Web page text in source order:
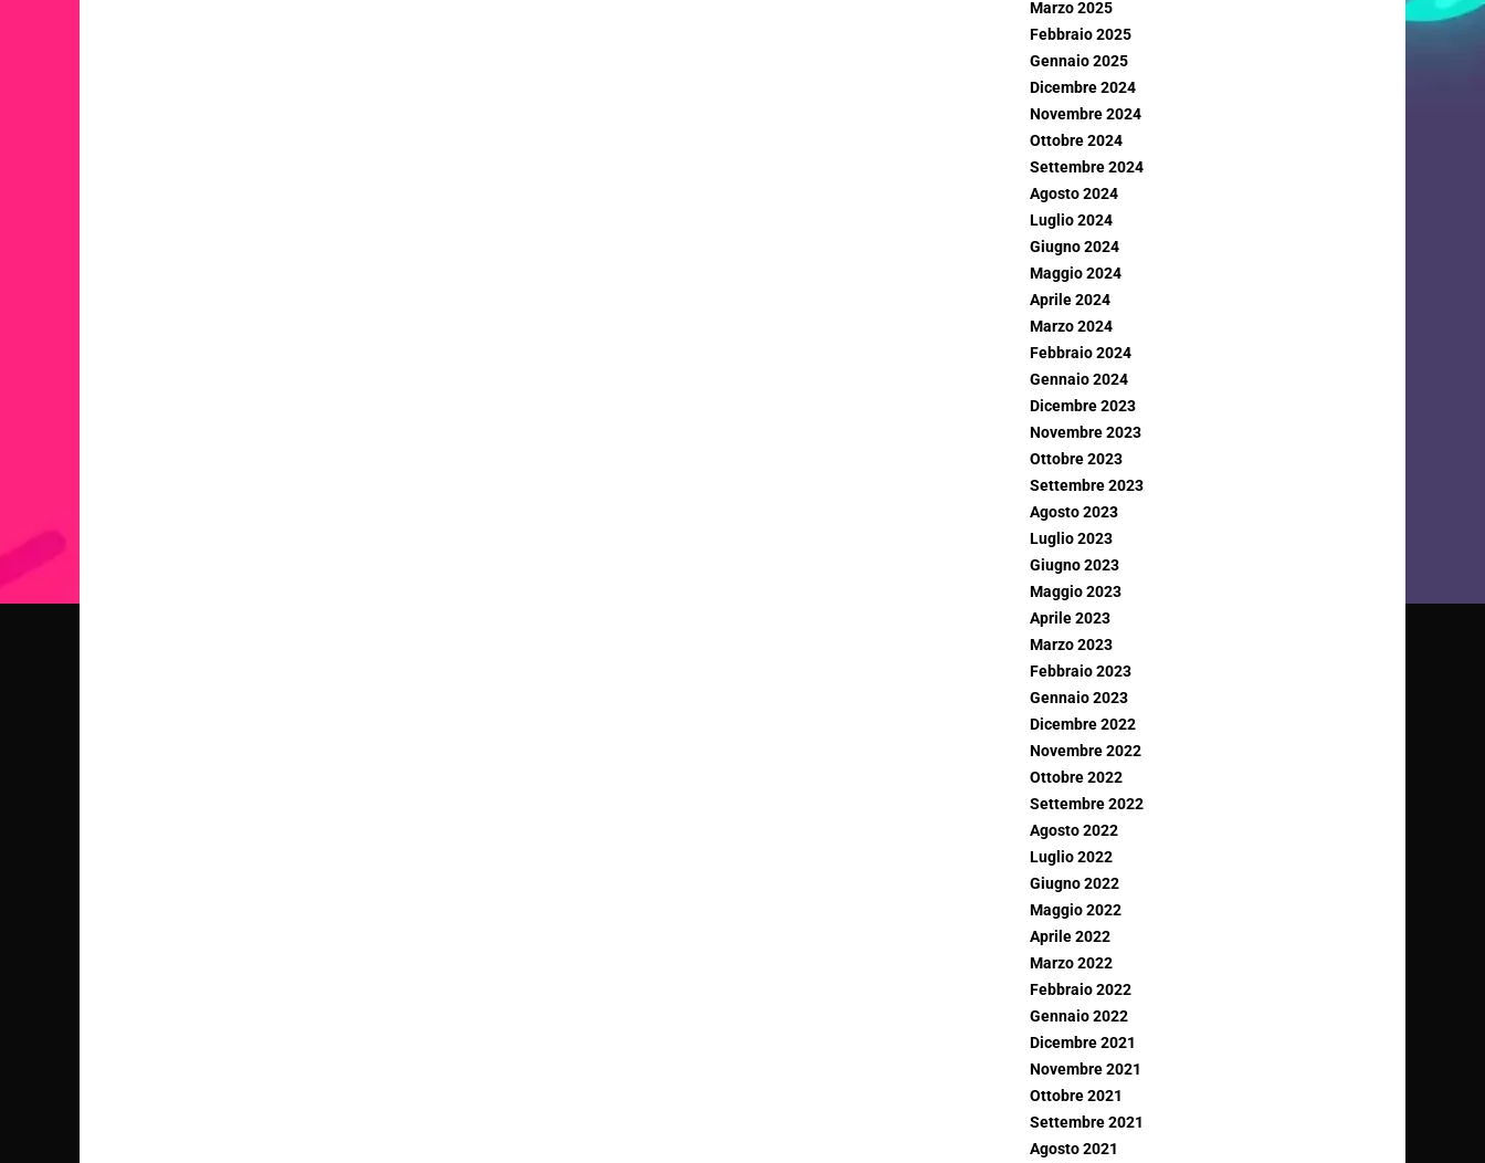
Marzo 2025
Febbraio 2025
Gennaio 2025
Dicembre 2024
Novembre 2024
Ottobre 2024
Settembre 2024
Agosto 2024
Luglio 2024
Giugno 2024
Maggio 2024
Aprile 2024
Marzo 2024
Febbraio 2024
Gennaio 2024
Dicembre 2023
Novembre 2023
Ottobre 2023
Settembre 2023
Agosto 2023
Luglio 2023
Giugno 2023
Maggio 2023
Aprile 2023
Marzo 2023
Febbraio 2023
Gennaio 2023
Dicembre 2022
Novembre 2022
Ottobre 2022
Settembre 2022
Agosto 2022
Luglio 2022
Giugno 2022
Maggio 2022
Aprile 2022
Marzo 2022
Febbraio 2022
Gennaio 2022
Dicembre 2021
Novembre 2021
Ottobre 2021
Settembre 2021
Agosto 2021